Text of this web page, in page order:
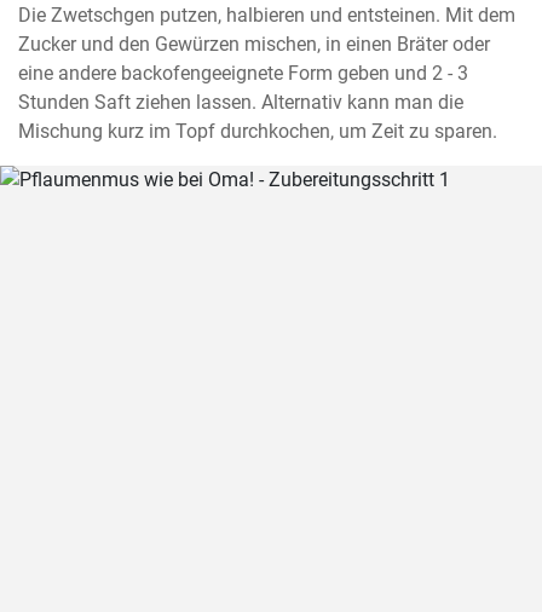
Die Zwetschgen putzen, halbieren und entsteinen. Mit dem
Zucker und den Gewürzen mischen, in einen Bräter oder
eine andere backofengeeignete Form geben und 2 - 3
Stunden Saft ziehen lassen. Alternativ kann man die
Mischung kurz im Topf durchkochen, um Zeit zu sparen.